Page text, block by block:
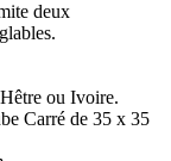
deux
ou Ivoire.
Carré de 35 x 35